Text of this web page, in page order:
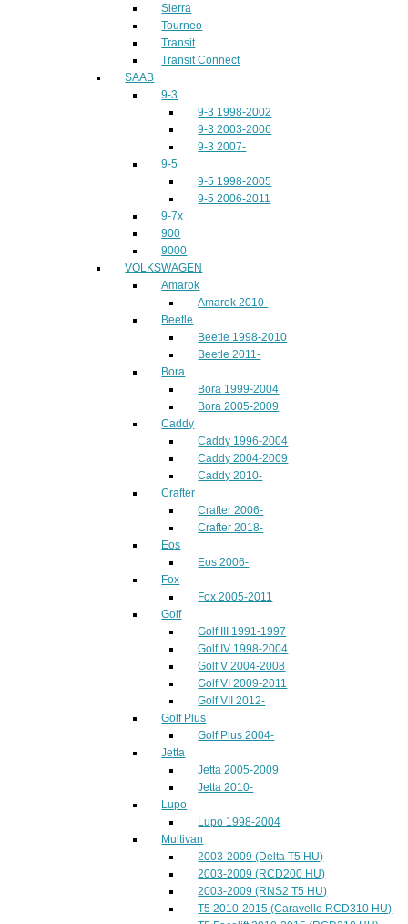
Sierra
Tourneo
Transit
Transit Connect
SAAB
9-3
9-3 1998-2002
9-3 2003-2006
9-3 2007-
9-5
9-5 1998-2005
9-5 2006-2011
9-7x
900
9000
VOLKSWAGEN
Amarok
Amarok 2010-
Beetle
Beetle 1998-2010
Beetle 2011-
Bora
Bora 1999-2004
Bora 2005-2009
Caddy
Caddy 1996-2004
Caddy 2004-2009
Caddy 2010-
Crafter
Crafter 2006-
Crafter 2018-
Eos
Eos 2006-
Fox
Fox 2005-2011
Golf
Golf III 1991-1997
Golf IV 1998-2004
Golf V 2004-2008
Golf VI 2009-2011
Golf VII 2012-
Golf Plus
Golf Plus 2004-
Jetta
Jetta 2005-2009
Jetta 2010-
Lupo
Lupo 1998-2004
Multivan
2003-2009 (Delta T5 HU)
2003-2009 (RCD200 HU)
2003-2009 (RNS2 T5 HU)
T5 2010-2015 (Caravelle RCD310 HU)